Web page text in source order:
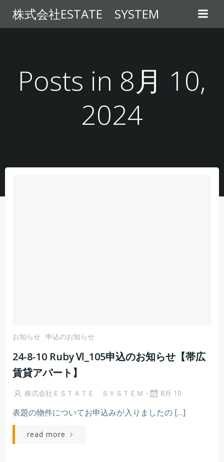
ン
テ
株式会社ESTATE SYSTEM
Posts in 8月 10,
2024
お知らせ 申込のお知らせ
24-8-10 RubyⅥ_105申込のお知らせ【帯広
賃貸アパート】
株式会社ＥＳＴＡＴＥ ＳＹＳＴＥＭ - 8月 10
表題の物件についてお申込みが入りましたの […]
read more